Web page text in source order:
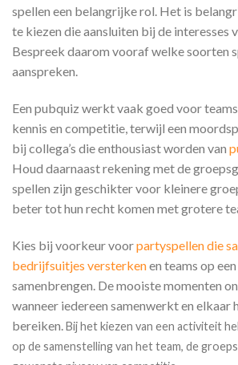
spellen een belangrijke rol. Het is
te kiezen die aansluiten bij de interesses
Bespreek daarom vooraf welke soorten
aanspreken.
Een pubquiz werkt vaak goed voor
kennis en competitie, terwijl een
bij collega’s die enthousiast worden van
Houd daarnaast rekening met de
spellen zijn geschikter voor kleinere
beter tot hun recht komen met grotere
Kies bij voorkeur voorpartyspellen die
bedrijfsuitjes versterkenen teams op
samenbrengen. De mooiste momenten
wanneer iedereen samenwerkt en elkaar
bereiken. Bij het kiezen van een activiteit
op de samenstelling van het team, de